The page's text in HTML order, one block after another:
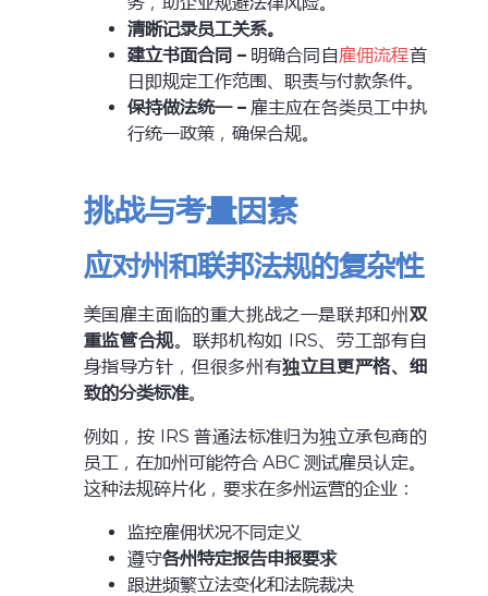
清晰记录员工关系。
建立书面合同 –明确合同自雇佣流程首
日即规定工作范围、职责与付款条件。
保持做法统一 –雇主应在各类员工中执
行统一政策，确保合规。
挑战与考量因素
应对州和联邦法规的复杂性
美国雇主面临的重大挑战之一是联邦和州 双
重监管合规。联邦机构如 IRS、劳工部有自
身指导方针，但很多州有独立且更严格、细
致的分类标准。
例如，按 IRS 普通法标准归为独立承包商的
员工，在加州可能符合 ABC 测试雇员认定。
这种法规碎片化，要求在多州运营的企业：
监控雇佣状况不同定义
遵守各州特定报告申报要求
跟进频繁立法变化和法院裁决